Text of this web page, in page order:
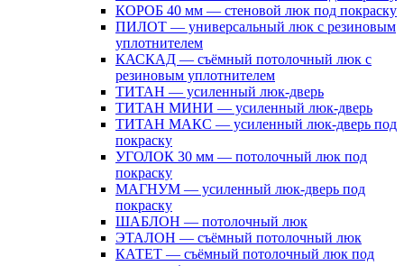
КОРОБ 40 мм — стеновой люк под покраску
ПИЛОТ — универсальный люк с резиновым
уплотнителем
КАСКАД — съёмный потолочный люк с
резиновым уплотнителем
ТИТАН — усиленный люк-дверь
ТИТАН МИНИ — усиленный люк-дверь
ТИТАН МАКС — усиленный люк-дверь под
покраску
УГОЛОК 30 мм — потолочный люк под
покраску
МАГНУМ — усиленный люк-дверь под
покраску
ШАБЛОН — потолочный люк
ЭТАЛОН — съёмный потолочный люк
КАТЕТ — съёмный потолочный люк под